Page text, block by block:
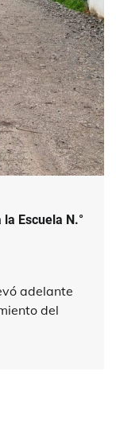
Escuela N.°
adelante
del